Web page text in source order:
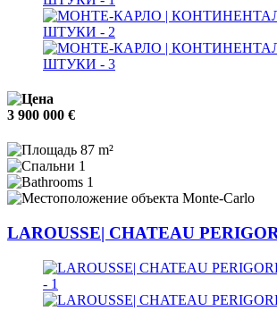
3 900 000 €
87 m²
1
1
Monte-Carlo
LAROUSSE| CHATEAU